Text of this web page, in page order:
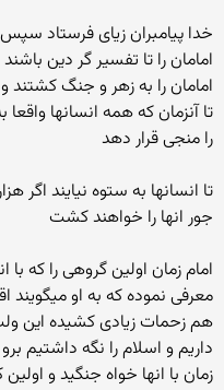
خدا پیامبران زیای فرستاد
امامان را تا تفسیر گر دین
امامان را به زهر و جنگ کشتند
تا آنزمان که همه انسانها واقعا
را منجی قرار دهد
تا انسانها به ستوه نیایند اگر
جور انها را خواهند کشت
امام زمان اولین گروهی را که
معرفی نموده که به او میگویند
هم زحمات زیادی کشیده این
داریم و اسلام را نگه داشتیم
زمان با انها خواه جنگید و